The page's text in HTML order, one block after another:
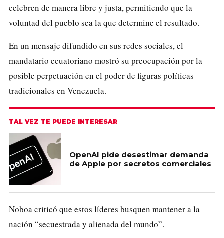
celebren de manera libre y justa, permitiendo que la
voluntad del pueblo sea la que determine el resultado.
En un mensaje difundido en sus redes sociales, el
mandatario ecuatoriano mostró su preocupación por la
posible perpetuación en el poder de figuras políticas
tradicionales en Venezuela.
TAL VEZ TE PUEDE INTERESAR
OpenAI pide desestimar demanda
de Apple por secretos comerciales
Noboa criticó que estos líderes busquen mantener a la
nación “secuestrada y alienada del mundo”.